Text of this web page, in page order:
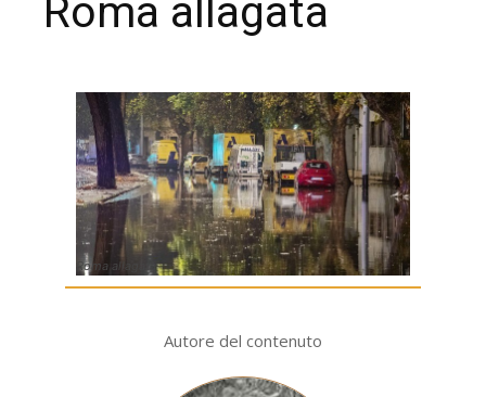
Roma allagata
Roma allagata
Autore del contenuto